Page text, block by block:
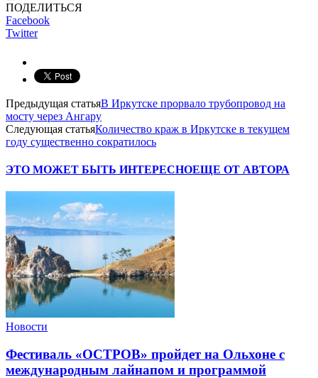
ПОДЕЛИТЬСЯ
Facebook
Twitter
Предыдущая статьяВ Иркутске прорвало трубопровод на
мосту через Ангару
Следующая статьяКоличество краж в Иркутске в текущем
году существенно сократилось
ЭТО МОЖЕТ БЫТЬ ИНТЕРЕСНОЕЩЕ ОТ АВТОРА
Новости
Фестиваль «ОСТРОВ» пройдет на Ольхоне с
международным лайнапом и программой